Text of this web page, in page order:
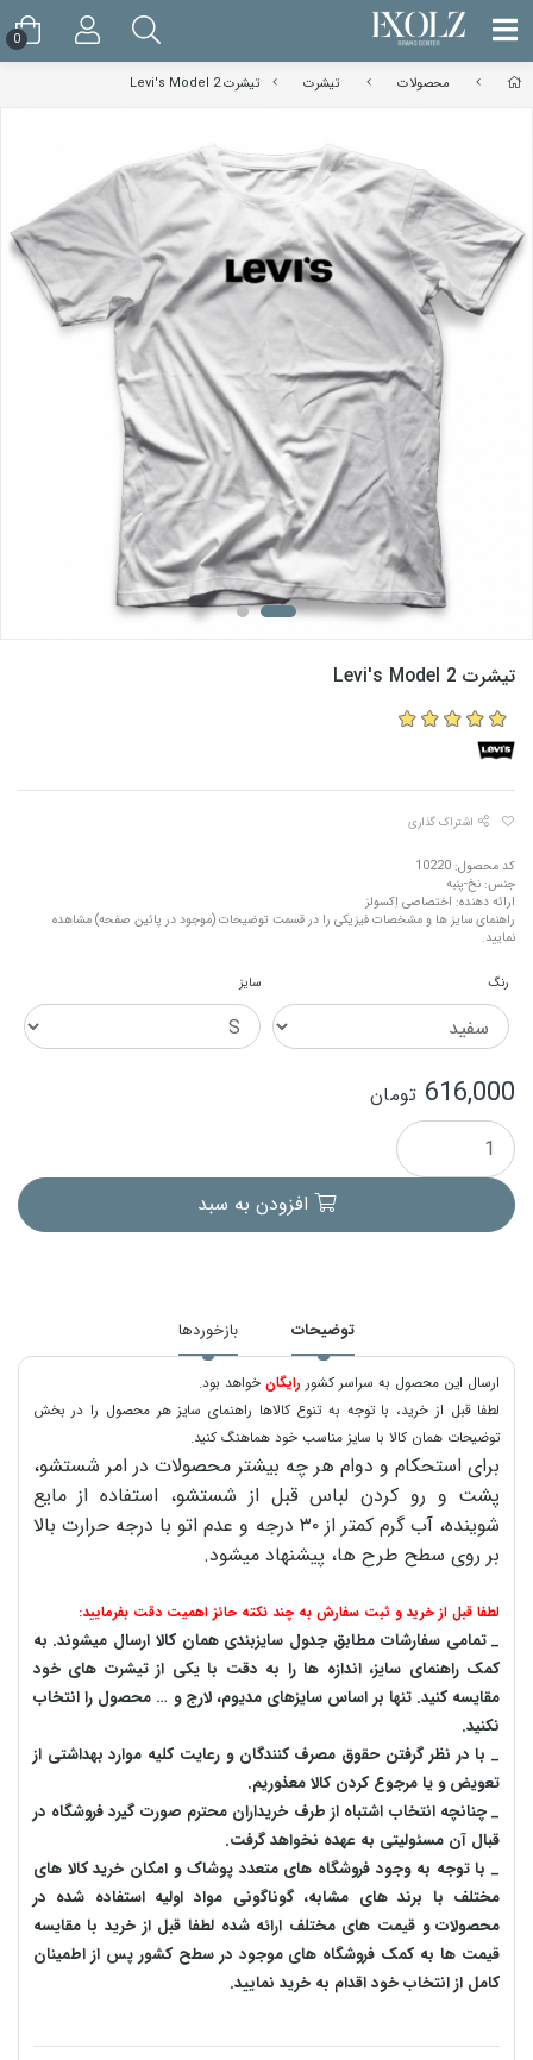
محصولات تیشرت تیشرت Levi's Model 2
تیشرت Levi's Model 2
اشتراک گذاری
کد محصول: 10220
جنس: نخ-پنبه
ارائه دهنده: اختصاصی اِکسولز
راهنمای سایز ها و مشخصات فیزیکی را در قسمت توضیحات (موجود در پائین صفحه) مشاهده
نمایید.
رنگ سایز
616,000 تومان
افزودن به سبد
توضیحات بازخوردها
ارسال این محصول به سراسر کشور رایگانخواهد بود.
لطفا قبل از خرید، با توجه به تنوع کالاها راهنمای سایز هر محصول را در بخش
توضیحات همان کالا با سایز مناسب خود هماهنگ کنید.
برای استحکام و دوام هر چه بیشتر محصولات در امر شستشو،
پشت و رو کردن لباس قبل از شستشو، استفاده از مایع
شوینده، آب گرم کمتر از ۳۰ درجه و عدم اتو با درجه حرارت بالا
بر روی سطح طرح ها، پیشنهاد میشود.
لطفا قبل از خرید و ثبت سفارش به چند نکته حائز اهمیت دقت بفرمایید:
_ تمامی سفارشات مطابق جدول سایزبندی همان کالا ارسال میشوند. به
کمک راهنمای سایز، اندازه ها را به دقت با یکی از تیشرت های خود
مقایسه کنید. تنها بر اساس سایزهای مدیوم، لارج و … محصول را انتخاب
نکنید.
_ با در نظر گرفتن حقوق مصرف کنندگان و رعایت کلیه موارد بهداشتی از
تعویض و یا مرجوع کردن کالا معذوریم.
_ چنانچه انتخاب اشتباه از طرف خریداران محترم صورت گیرد فروشگاه در
قبال آن مسئولیتی به عهده نخواهد گرفت.
_ با توجه به‌ وجود فروشگاه های متعدد‌ پوشاک و امکان خرید کالا های
مختلف با برند های مشابه، گوناگونی مواد اولیه استفاده شده در
محصولات و قیمت های مختلف ارائه شده لطفا قبل از خرید با مقایسه
قیمت ها به کمک فروشگاه های موجود در سطح کشور پس از اطمینان
کامل از انتخاب خود اقدام به خرید نمایید.
0